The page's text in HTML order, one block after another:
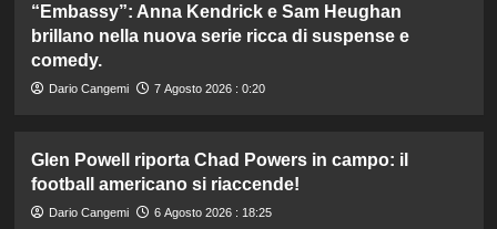
“Embassy”: Anna Kendrick e Sam Heughan
brillano nella nuova serie ricca di suspense e
comedy.
Dario Cangemi 7 Agosto 2026 : 0:20
Glen Powell riporta Chad Powers in campo: il
football americano si riaccende!
Dario Cangemi 6 Agosto 2026 : 18:25